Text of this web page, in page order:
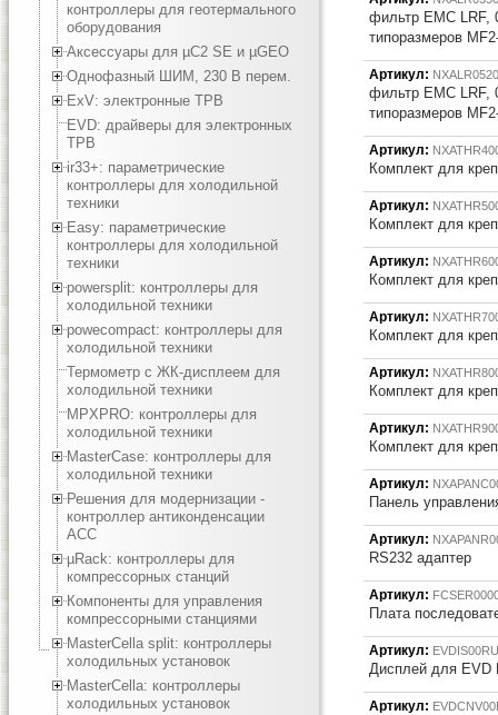
контроллеры для геотермального
оборудования
Аксессуары для µC2 SE и µGEO
Однофазный ШИМ, 230 В перем.
ExV: электронные ТРВ
EVD: драйверы для электронных
ТРВ
ir33+: параметрические
контроллеры для холодильной
техники
Easy: параметрические
контроллеры для холодильной
техники
powersplit: контроллеры для
холодильной техники
powecompact: контроллеры для
холодильной техники
Термометр с ЖК-дисплеем для
холодильной техники
MPXPRO: контроллеры для
холодильной техники
MasterCase: контроллеры для
холодильной техники
Решения для модернизации -
контроллер антиконденсации
ACC
µRack: контроллеры для
компрессорных станций
Компоненты для управления
компрессорными станциями
MasterCella split: контроллеры
холодильных установок
MasterCella: контроллеры
холодильных установок
фильтр EMC LRF,
типоразмеров
Артикул:
фильтр EMC LRF,
типоразмеров
Артикул:
Комплект для
Артикул:
Комплект для
Артикул:
Комплект для
Артикул:
Комплект для
Артикул:
Комплект для
Артикул:
Комплект для
Артикул:
Панель
Артикул:
RS232 адаптер
Артикул:
Плата
Артикул:
Дисплей для EVD
Артикул: